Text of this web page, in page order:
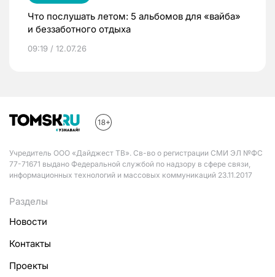
Что послушать летом: 5 альбомов для «вайба»
и беззаботного отдыха
09:19 / 12.07.26
Учредитель ООО «Дайджест ТВ». Св-во о регистрации СМИ ЭЛ №ФС
77-71671 выдано Федеральной службой по надзору в сфере связи,
информационных технологий и массовых коммуникаций 23.11.2017
Разделы
Новости
Контакты
Проекты